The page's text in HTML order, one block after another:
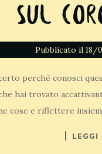
SUL
Pubblicato il 18/
perché conosci
hai trovato
cose e riflettere